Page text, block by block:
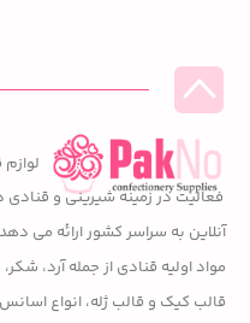
فعالیت در زمینه شیرینی و
آنلاین به سراسر کشور ارائه می
مواد اولیه قنادی از جمله آرد،
قالب کیک و قالب ژله، انواع